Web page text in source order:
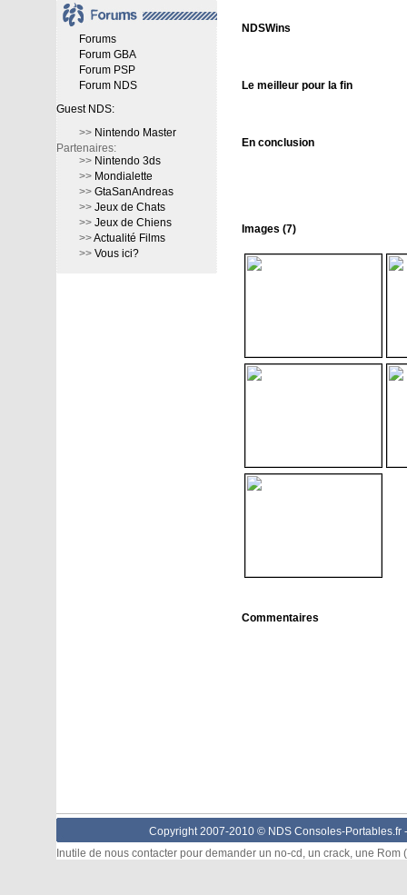
Forums
Forum GBA
Forum PSP
Forum NDS
Guest NDS:
>> Nintendo Master
Partenaires:
>> Nintendo 3ds
>> Mondialette
>> GtaSanAndreas
>> Jeux de Chats
>> Jeux de Chiens
>>Actualité Films
>> Vous ici?
NDSWins
Le meilleur pour la fin
En conclusion
Images (7)
Commentaires
Copyright 2007-2010 © NDS Consoles-Portables.fr
Inutile de nous contacter pour demander un no-cd, un crack, une